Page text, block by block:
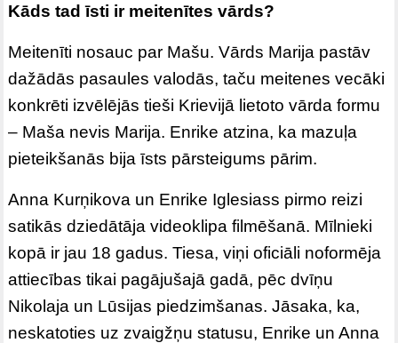
Kāds tad īsti ir meitenītes vārds?
Meitenīti nosauc par Mašu. Vārds Marija pastāv
dažādās pasaules valodās, taču meitenes vecāki
konkrēti izvēlējās tieši Krievijā lietoto vārda formu
– Maša nevis Marija. Enrike atzina, ka mazuļa
pieteikšanās bija īsts pārsteigums pārim.
Anna Kurņikova un Enrike Iglesiass pirmo reizi
satikās dziedātāja videoklipa filmēšanā. Mīlnieki
kopā ir jau 18 gadus. Tiesa, viņi oficiāli noformēja
attiecības tikai pagājušajā gadā, pēc dvīņu
Nikolaja un Lūsijas piedzimšanas. Jāsaka, ka,
neskatoties uz zvaigžņu statusu, Enrike un Anna